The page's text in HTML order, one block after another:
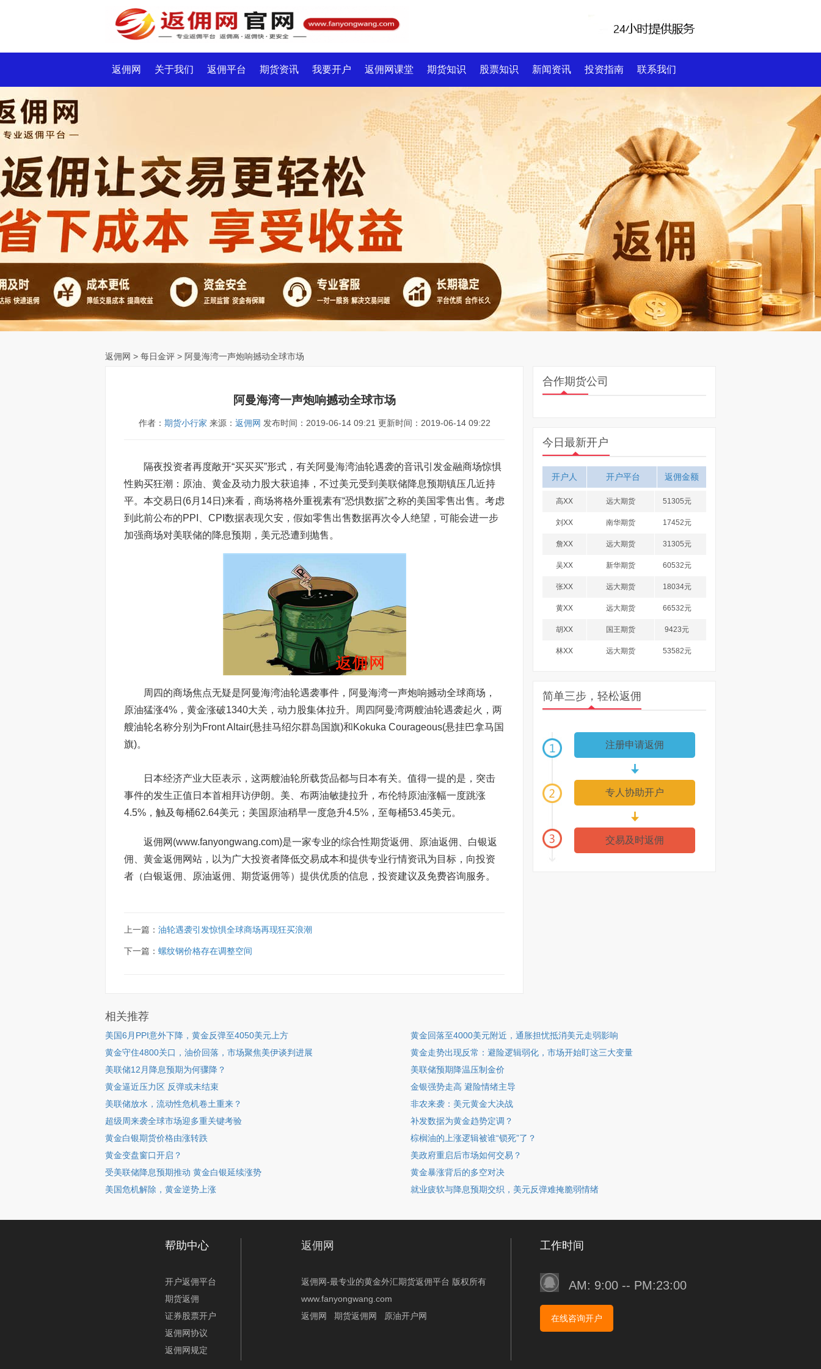
返佣网 关于我们 返佣平台 期货资讯 我要开户 返佣网课堂 期货知识 股票知识 新闻资讯 投资指南 联系我们
返佣网 > 每日金评 > 阿曼海湾一声炮响撼动全球市场
阿曼海湾一声炮响撼动全球市场
作者： 期货小行家 来源： 返佣网 发布时间：2019-06-14 09:21 更新时间：2019-06-14 09:22
隔夜投资者再度敞开“买买买”形式，有关阿曼海湾油轮遇袭的音讯引发金融商场惊惧
性购买狂潮：原油、黄金及动力股大获追捧，不过美元受到美联储降息预期镇压几近持
平。本交易日(6月14日)来看，商场将格外重视素有“恐惧数据”之称的美国零售出售。考虑
到此前公布的PPI、CPI数据表现欠安，假如零售出售数据再次令人绝望，可能会进一步
加强商场对美联储的降息预期，美元恐遭到抛售。
周四的商场焦点无疑是阿曼海湾油轮遇袭事件，阿曼海湾一声炮响撼动全球商场，
原油猛涨4%，黄金涨破1340大关，动力股集体拉升。周四阿曼湾两艘油轮遇袭起火，两
艘油轮名称分别为Front Altair(悬挂马绍尔群岛国旗)和Kokuka Courageous(悬挂巴拿马国
旗)。
日本经济产业大臣表示，这两艘油轮所载货品都与日本有关。值得一提的是，突击
事件的发生正值日本首相拜访伊朗。美、布两油敏捷拉升，布伦特原油涨幅一度跳涨
4.5%，触及每桶62.64美元；美国原油稍早一度急升4.5%，至每桶53.45美元。
返佣网(www.fanyongwang.com)是一家专业的综合性期货返佣、原油返佣、白银返
佣、黄金返佣网站，以为广大投资者降低交易成本和提供专业行情资讯为目标，向投资
者（白银返佣、原油返佣、期货返佣等）提供优质的信息，投资建议及免费咨询服务。
上一篇： 油轮遇袭引发惊惧全球商场再现狂买浪潮
下一篇： 螺纹钢价格存在调整空间
合作期货公司
今日最新开户
开户人 开户平台 返佣金额
高XX 远大期货 51305元
刘XX 南华期货 17452元
詹XX 远大期货 31305元
吴XX 新华期货 60532元
张XX 远大期货 18034元
黄XX 远大期货 66532元
胡XX 国王期货 9423元
林XX 远大期货 53582元
洪XX 南华期货
李XX 国王期货 71085元
浙商期货 60385元
杨XX
浙商期货
简单三步，轻松返佣
注册申请返佣
专人协助开户
交易及时返佣
相关推荐
美国6月PPI意外下降，黄金反弹至4050美元上方
黄金回落至4000美元附近，通胀担忧抵消美元走弱影响
黄金守住4800关口，油价回落，市场聚焦美伊谈判进展
黄金走势出现反常：避险逻辑弱化，市场开始盯这三大变量
美联储12月降息预期为何骤降？
美联储预期降温压制金价
黄金逼近压力区 反弹或未结束
金银强势走高 避险情绪主导
美联储放水，流动性危机卷土重来？
非农来袭：美元黄金大决战
超级周来袭全球市场迎多重关键考验
补发数据为黄金趋势定调？
黄金白银期货价格由涨转跌
棕榈油的上涨逻辑被谁“锁死”了？
黄金变盘窗口开启？
美政府重启后市场如何交易？
受美联储降息预期推动 黄金白银延续涨势
黄金暴涨背后的多空对决
美国危机解除，黄金逆势上涨
就业疲软与降息预期交织，美元反弹难掩脆弱情绪
帮助中心
开户返佣平台
期货返佣
证券股票开户
返佣网协议
返佣网规定
返佣网
返佣网-最专业的黄金外汇期货返佣平台 版权所有
www.fanyongwang.com
返佣网
期货返佣网 原油开户网
工作时间
AM: 9:00 -- PM:23:00
在线咨询开户